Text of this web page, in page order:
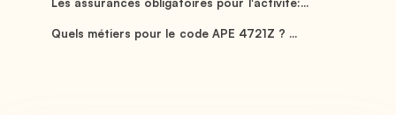
Quels métiers pour le code APE 4721Z ? ...